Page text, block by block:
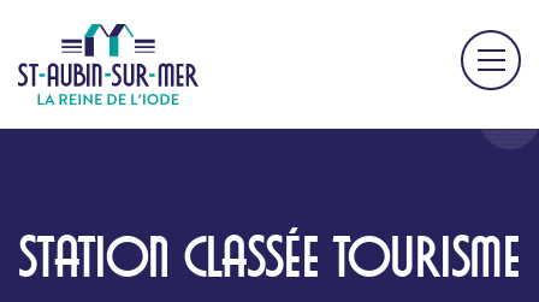
STATION CLASSÉE TOURISME